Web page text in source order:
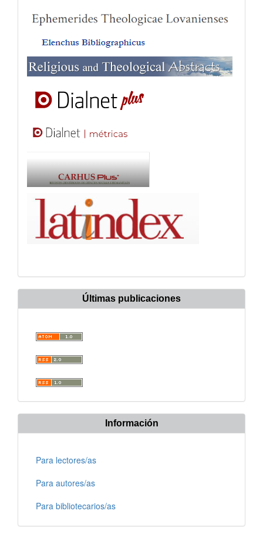
Últimas publicaciones
Información
Para lectores/as
Para autores/as
Para bibliotecarios/as